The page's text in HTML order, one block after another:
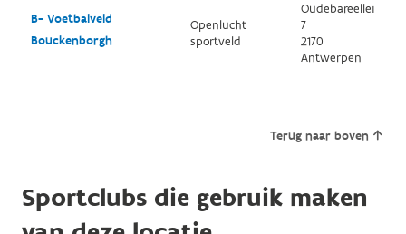
B- Voetbalveld
Bouckenborgh
Openlucht
sportveld
Oudebareellei
7
2170
Antwerpen
Terug naar boven
Sportclubs die gebruik maken